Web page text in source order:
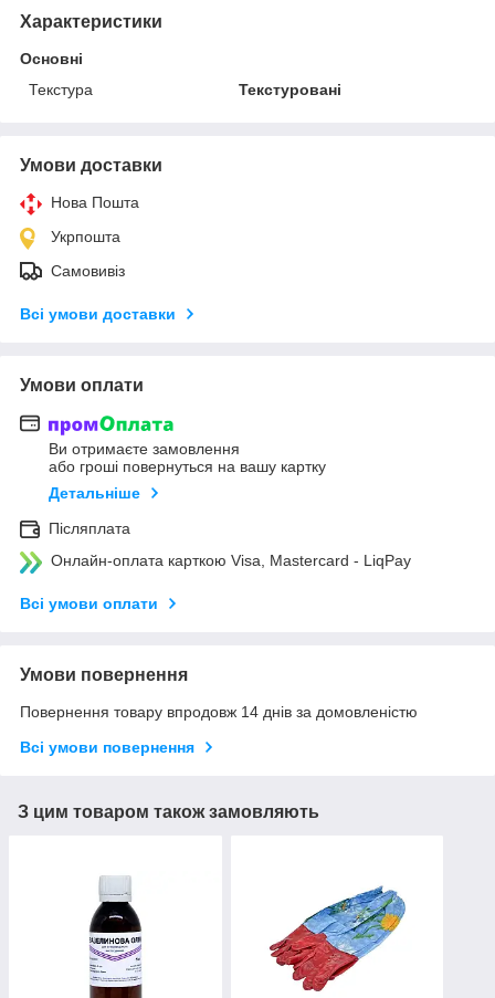
Характеристики
Основні
Текстура
Текстуровані
Умови доставки
Нова Пошта
Укрпошта
Самовивіз
Всі умови доставки
Умови оплати
Ви отримаєте замовлення
або гроші повернуться на вашу картку
Детальніше
Післяплата
Онлайн-оплата карткою Visa, Mastercard - LiqPay
Всі умови оплати
Умови повернення
Повернення товару впродовж 14 днів за домовленістю
Всі умови повернення
З цим товаром також замовляють